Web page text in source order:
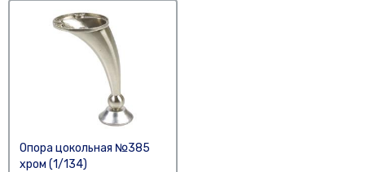
Опора цокольная №385
хром (1/134)